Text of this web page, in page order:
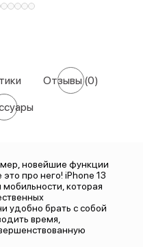
Отзывы(0)
новейшие функции
про него! iPhone 13
которая
удобно брать с собой
время,